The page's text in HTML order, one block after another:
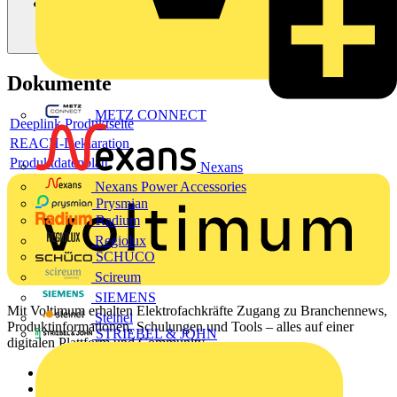
METZ CONNECT
Nexans
Nexans Power Accessories
Prysmian
Radium
Regiolux
SCHÜCO
Scireum
SIEMENS
Steinel
STRIEBEL & JOHN
Dokumente
Deeplink Produktseite
REACH-Deklaration
Produktdatenblatt
Mit Voltimum erhalten Elektrofachkräfte Zugang zu Branchennews,
Produktinformationen, Schulungen und Tools – alles auf einer
digitalen Plattform und Community.